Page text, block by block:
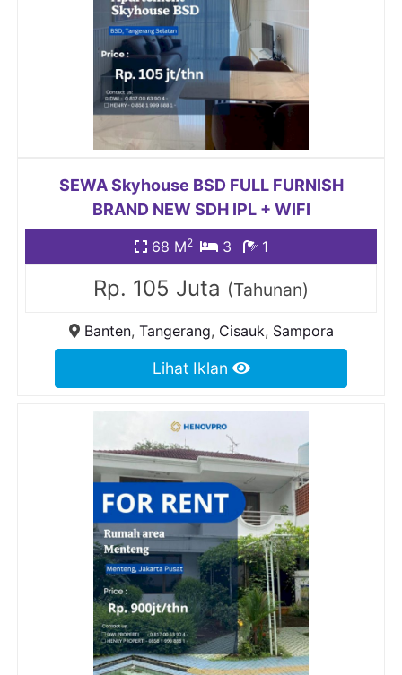
SEWA Skyhouse BSD FULL FURNISH
BRAND NEW SDH IPL + WIFI
68 M2 3 1
Rp. 105 Juta (Tahunan)
Banten, Tangerang, Cisauk, Sampora
Lihat Iklan